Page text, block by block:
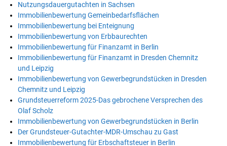
Nutzungsdauergutachten in Sachsen
Immobilienbewertung Gemeinbedarfsflächen
Immobilienbewertung bei Enteignung
Immobilienbewertung von Erbbaurechten
Immobilienbewertung für Finanzamt in Berlin
Immobilienbewertung für Finanzamt in Dresden Chemnitz
und Leipzig
Immobilienbewertung von Gewerbegrundstücken in Dresden
Chemnitz und Leipzig
Grundsteuerreform 2025-Das gebrochene Versprechen des
Olaf Scholz
Immobilienbewertung von Gewerbegrundstücken in Berlin
Der Grundsteuer-Gutachter-MDR-Umschau zu Gast
Immobilienbewertung für Erbschaftsteuer in Berlin